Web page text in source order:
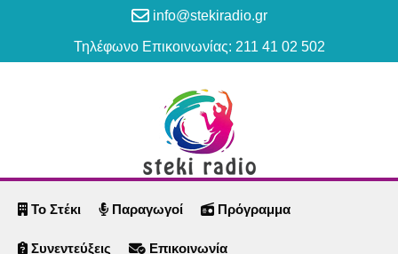
info@stekiradio.gr
Τηλέφωνο Επικοινωνίας: 211 41 02 502
Το Στέκι Παραγωγοί Πρόγραμμα
Συνεντεύξεις Επικοινωνία